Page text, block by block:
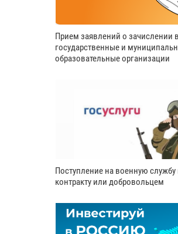
Прием заявлений о зачислении в
государственные и
образовательные организации
Поступление на военную службу
контракту или добровольцем